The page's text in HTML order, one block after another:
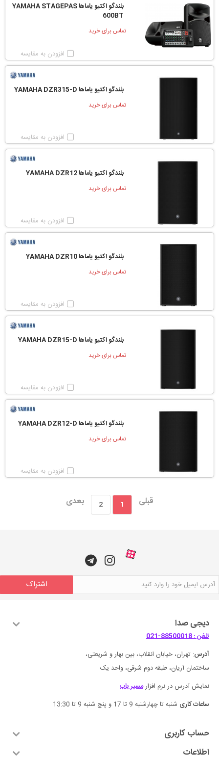
بلندگو اکتیو یاماها YAMAHA STAGEPAS
600BT
تماس برای خرید
افزودن به مقایسه
بلندگو اکتیو یاماها YAMAHA DZR315-D
تماس برای خرید
افزودن به مقایسه
بلندگو اکتیو یاماها YAMAHA DZR12
تماس برای خرید
افزودن به مقایسه
بلندگو اکتیو یاماها YAMAHA DZR10
تماس برای خرید
افزودن به مقایسه
بلندگو اکتیو یاماها YAMAHA DZR15-D
تماس برای خرید
افزودن به مقایسه
بلندگو اکتیو یاماها YAMAHA DZR12-D
تماس برای خرید
افزودن به مقایسه
قبلی 1
2 بعدی
اشتراک
دیجی صدا
تلفن : 88500018-021
آدرس: تهران، خیابان انقلاب، بین بهار و شریعتی،
ساختمان آریان، طبقه دوم شرقی، واحد یک
نمایش آدرس در نرم افزارمسیر یاب
ساعات کاری شنبه تا چهارشنبه 9 تا 17 و پنچ شنبه 9 تا 13:30
حساب کاربری
اطلاعات